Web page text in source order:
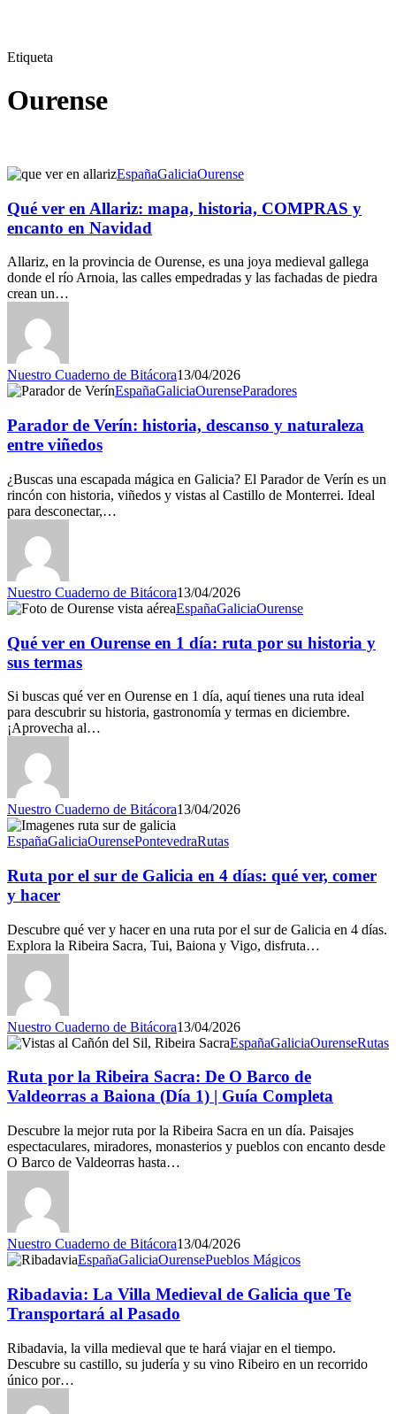
Etiqueta
Ourense
EspañaGaliciaOurense
Qué ver en Allariz: mapa, historia, COMPRAS y
encanto en Navidad
Allariz, en la provincia de Ourense, es una joya medieval gallega
donde el río Arnoia, las calles empedradas y las fachadas de piedra
crean un…
Nuestro Cuaderno de Bitácora13/04/2026
EspañaGaliciaOurenseParadores
Parador de Verín: historia, descanso y naturaleza
entre viñedos
¿Buscas una escapada mágica en Galicia? El Parador de Verín es un
rincón con historia, viñedos y vistas al Castillo de Monterrei. Ideal
para desconectar,…
Nuestro Cuaderno de Bitácora13/04/2026
EspañaGaliciaOurense
Qué ver en Ourense en 1 día: ruta por su historia y
sus termas
Si buscas qué ver en Ourense en 1 día, aquí tienes una ruta ideal
para descubrir su historia, gastronomía y termas en diciembre.
¡Aprovecha al…
Nuestro Cuaderno de Bitácora13/04/2026
EspañaGaliciaOurensePontevedraRutas
Ruta por el sur de Galicia en 4 días: qué ver, comer
y hacer
Descubre qué ver y hacer en una ruta por el sur de Galicia en 4 días.
Explora la Ribeira Sacra, Tui, Baiona y Vigo, disfruta…
Nuestro Cuaderno de Bitácora13/04/2026
EspañaGaliciaOurenseRutas
Ruta por la Ribeira Sacra: De O Barco de
Valdeorras a Baiona (Día 1) | Guía Completa
Descubre la mejor ruta por la Ribeira Sacra en un día. Paisajes
espectaculares, miradores, monasterios y pueblos con encanto desde
O Barco de Valdeorras hasta…
Nuestro Cuaderno de Bitácora13/04/2026
EspañaGaliciaOurensePueblos Mágicos
Ribadavia: La Villa Medieval de Galicia que Te
Transportará al Pasado
Ribadavia, la villa medieval que te hará viajar en el tiempo.
Descubre su castillo, su judería y su vino Ribeiro en un recorrido
único por…